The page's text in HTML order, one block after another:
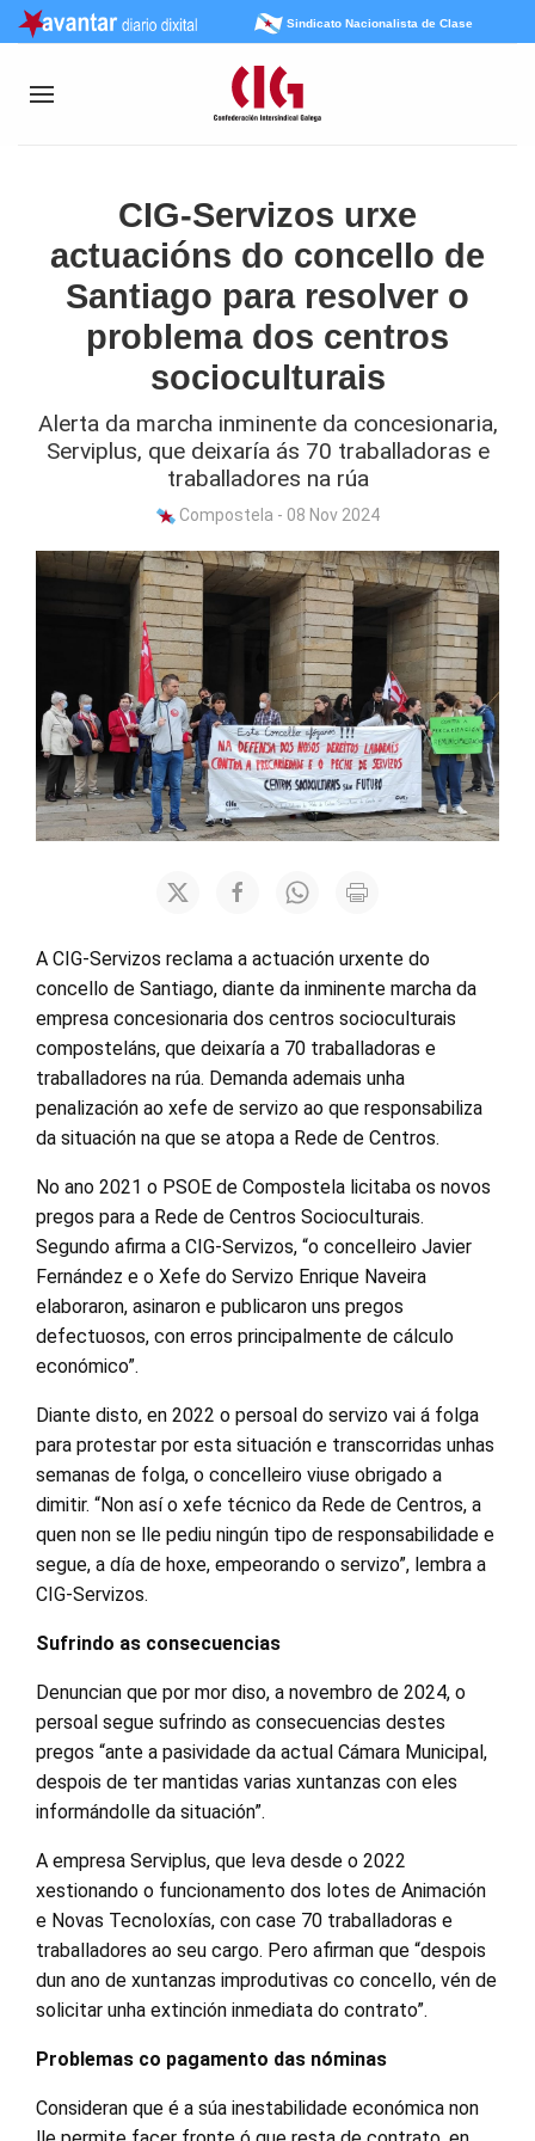
Sindicato Nacionalista de Clase
CIG-Servizos urxe
actuacións do concello de
Santiago para resolver o
problema dos centros
socioculturais
Alerta da marcha inminente da concesionaria,
Serviplus, que deixaría ás 70 traballadoras e
traballadores na rúa
Compostela - 08 Nov 2024
A CIG-Servizos reclama a actuación urxente do
concello de Santiago, diante da inminente marcha da
empresa concesionaria dos centros socioculturais
composteláns, que deixaría a 70 traballadoras e
traballadores na rúa. Demanda ademais unha
penalización ao xefe de servizo ao que responsabiliza
da situación na que se atopa a Rede de Centros.
No ano 2021 o PSOE de Compostela licitaba os novos
pregos para a Rede de Centros Socioculturais.
Segundo afirma a CIG-Servizos, “o concelleiro Javier
Fernández e o Xefe do Servizo Enrique Naveira
elaboraron, asinaron e publicaron uns pregos
defectuosos, con erros principalmente de cálculo
económico”.
Diante disto, en 2022 o persoal do servizo vai á folga
para protestar por esta situación e transcorridas unhas
semanas de folga, o concelleiro viuse obrigado a
dimitir. “Non así o xefe técnico da Rede de Centros, a
quen non se lle pediu ningún tipo de responsabilidade e
segue, a día de hoxe, empeorando o servizo”, lembra a
CIG-Servizos.
Sufrindo as consecuencias
Denuncian que por mor diso, a novembro de 2024, o
persoal segue sufrindo as consecuencias destes
pregos “ante a pasividade da actual Cámara Municipal,
despois de ter mantidas varias xuntanzas con eles
informándolle da situación”.
A empresa Serviplus, que leva desde o 2022
xestionando o funcionamento dos lotes de Animación
e Novas Tecnoloxías, con case 70 traballadoras e
traballadores ao seu cargo. Pero afirman que “despois
dun ano de xuntanzas improdutivas co concello, vén de
solicitar unha extinción inmediata do contrato”.
Problemas co pagamento das nóminas
Consideran que é a súa inestabilidade económica non